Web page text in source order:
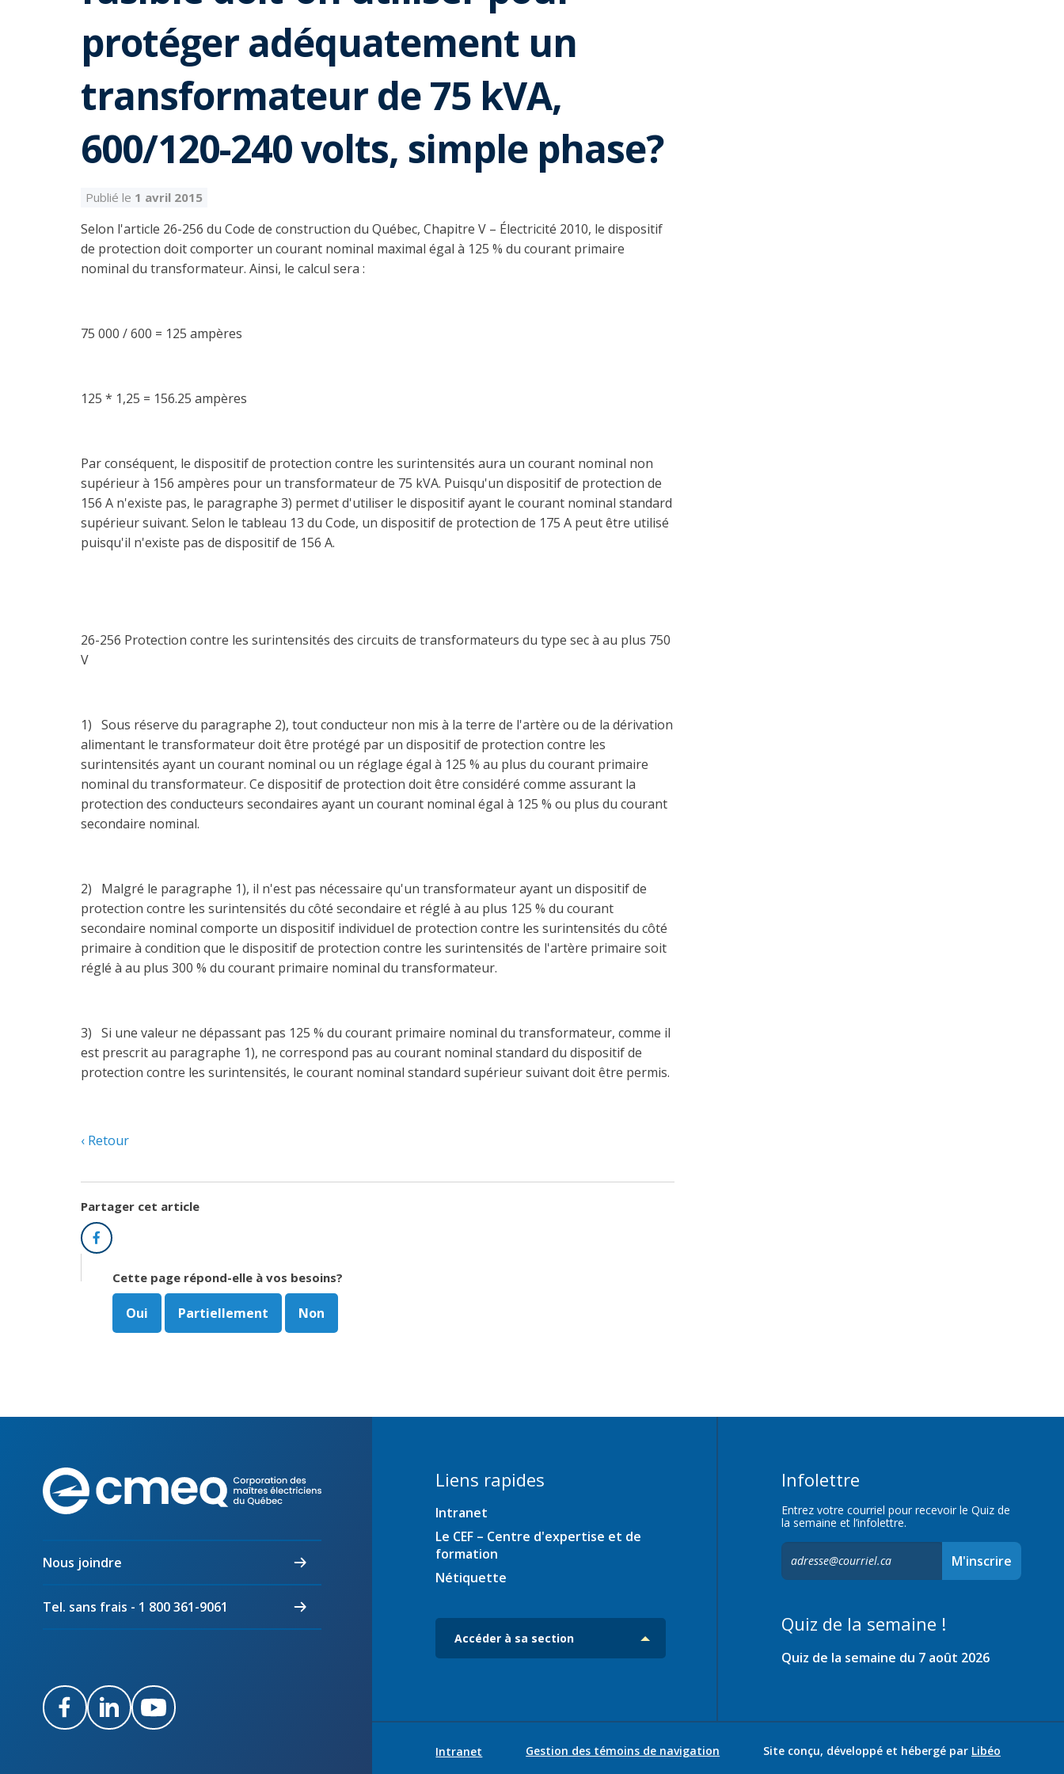
protéger adéquatement un
transformateur de 75 kVA,
600/120-240 volts, simple phase?
Publié le 1 avril 2015
Selon l'article 26-256 du Code de construction du Québec, Chapitre V – Électricité 2010, le dispositif
de protection doit comporter un courant nominal maximal égal à 125 % du courant primaire
nominal du transformateur. Ainsi, le calcul sera :
75 000 / 600 = 125 ampères
125 * 1,25 = 156.25 ampères
Par conséquent, le dispositif de protection contre les surintensités aura un courant nominal non
supérieur à 156 ampères pour un transformateur de 75 kVA. Puisqu'un dispositif de protection de
156 A n'existe pas, le paragraphe 3) permet d'utiliser le dispositif ayant le courant nominal standard
supérieur suivant. Selon le tableau 13 du Code, un dispositif de protection de 175 A peut être utilisé
puisqu'il n'existe pas de dispositif de 156 A.
26-256 Protection contre les surintensités des circuits de transformateurs du type sec à au plus 750
V
1) Sous réserve du paragraphe 2), tout conducteur non mis à la terre de l'artère ou de la dérivation
alimentant le transformateur doit être protégé par un dispositif de protection contre les
surintensités ayant un courant nominal ou un réglage égal à 125 % au plus du courant primaire
nominal du transformateur. Ce dispositif de protection doit être considéré comme assurant la
protection des conducteurs secondaires ayant un courant nominal égal à 125 % ou plus du courant
secondaire nominal.
2) Malgré le paragraphe 1), il n'est pas nécessaire qu'un transformateur ayant un dispositif de
protection contre les surintensités du côté secondaire et réglé à au plus 125 % du courant
secondaire nominal comporte un dispositif individuel de protection contre les surintensités du côté
primaire à condition que le dispositif de protection contre les surintensités de l'artère primaire soit
réglé à au plus 300 % du courant primaire nominal du transformateur.
3) Si une valeur ne dépassant pas 125 % du courant primaire nominal du transformateur, comme il
est prescrit au paragraphe 1), ne correspond pas au courant nominal standard du dispositif de
protection contre les surintensités, le courant nominal standard supérieur suivant doit être permis.
Retour
Partager cet article
Facebook
Cette page répond-elle à vos besoins?
Oui Partiellement Non
des
Nous joindre
Tel. sans frais - 1 800 361-9061
FacebookLinkedInYoutube
Liens rapides
Intranet
Le CEF – Centre d'expertise et de
formation
Nétiquette
Accéder à sa section
Infolettre
Entrez votre courriel pour recevoir le Quiz de
la semaine et l’infolettre.
S'inscrire
M'inscrire
Quiz de la semaine !
Quiz de la semaine du 7 août 2026
Intranet Gestion des témoins de navigation Site conçu, développé et hébergé par Libéo